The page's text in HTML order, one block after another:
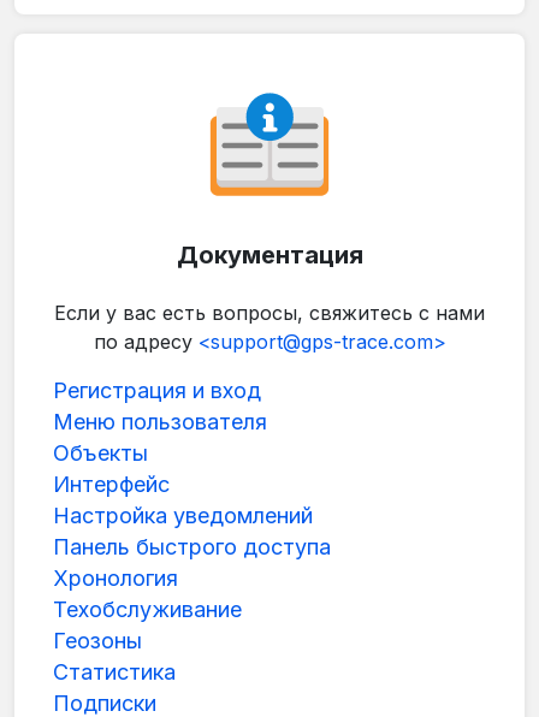
Документация
Если у вас есть вопросы, свяжитесь с нами
по адресу<support@gps-trace.com>
Регистрация и вход
Меню пользователя
Объекты
Интерфейс
Настройка уведомлений
Панель быстрого доступа
Хронология
Техобслуживание
Геозоны
Статистика
Подписки